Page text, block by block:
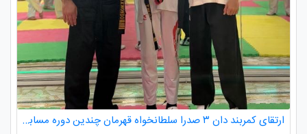
ارتقای کمربند دان ۳ صدرا سلطانخواه قهرمان چندین دوره مسابقات استانی و کشوری در رده سنی خردسالان و نونهالان